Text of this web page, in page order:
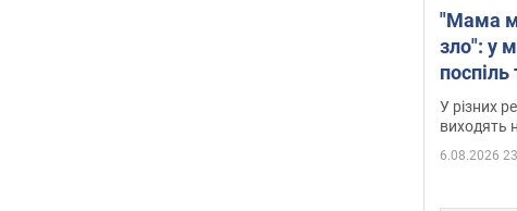
"Мама
зло": у
за
відео
У різних
виходять
6.08.2026